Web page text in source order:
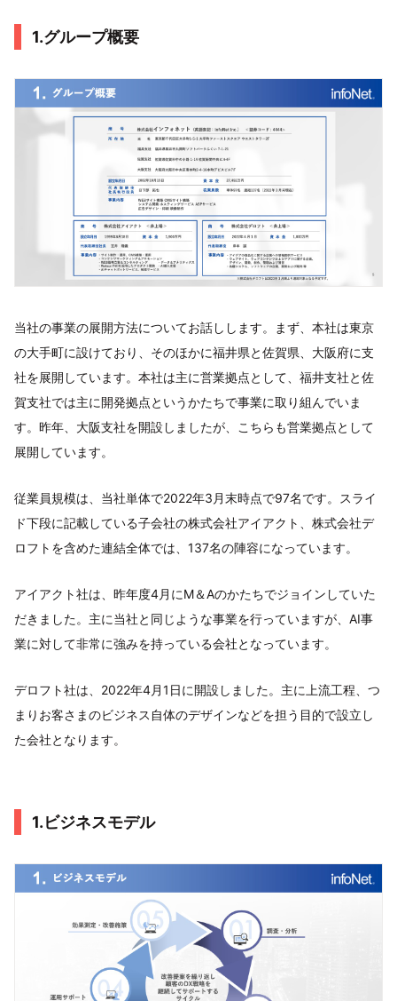
1.グループ概要
当社の事業の展開方法についてお話しします。まず、本社は東京
の大手町に設けており、そのほかに福井県と佐賀県、大阪府に支
社を展開しています。本社は主に営業拠点として、福井支社と佐
賀支社では主に開発拠点というかたちで事業に取り組んでいま
す。昨年、大阪支社を開設しましたが、こちらも営業拠点として
展開しています。
従業員規模は、当社単体で2022年3月末時点で97名です。スライ
ド下段に記載している子会社の株式会社アイアクト、株式会社デ
ロフトを含めた連結全体では、137名の陣容になっています。
アイアクト社は、昨年度4月にM＆Aのかたちでジョインしていた
だきました。主に当社と同じような事業を行っていますが、AI事
業に対して非常に強みを持っている会社となっています。
デロフト社は、2022年4月1日に開設しました。主に上流工程、つ
まりお客さまのビジネス自体のデザインなどを担う目的で設立し
た会社となります。
1.ビジネスモデル